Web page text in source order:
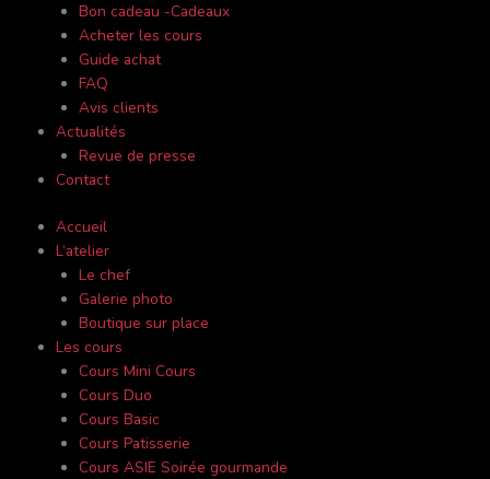
Bon cadeau -Cadeaux
Acheter les cours
Guide achat
FAQ
Avis clients
Actualités
Revue de presse
Contact
Accueil
L’atelier
Le chef
Galerie photo
Boutique sur place
Les cours
Cours Mini Cours
Cours Duo
Cours Basic
Cours Patisserie
Cours ASIE Soirée gourmande